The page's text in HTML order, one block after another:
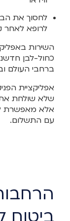
לחסוך את
לרופא לאחר
כחול-לבן
ברחבי העולם
אפליקציית
שלא שולחת
אלא מאפשרת
עם התשלום.